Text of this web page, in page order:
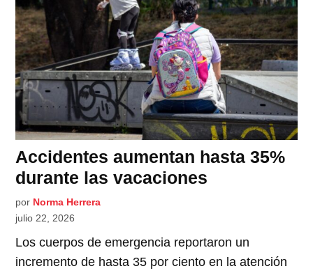
Accidentes aumentan hasta 35%
durante las vacaciones
por Norma Herrera
julio 22, 2026
Los cuerpos de emergencia reportaron un
incremento de hasta 35 por ciento en la atención